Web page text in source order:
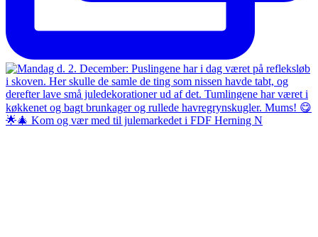
🌟🎄 Kom og vær med til julemarkedet i FDF Herning N